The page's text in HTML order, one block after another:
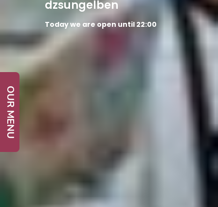
dzsungelben
Today we are open until 22:00
OUR MENU